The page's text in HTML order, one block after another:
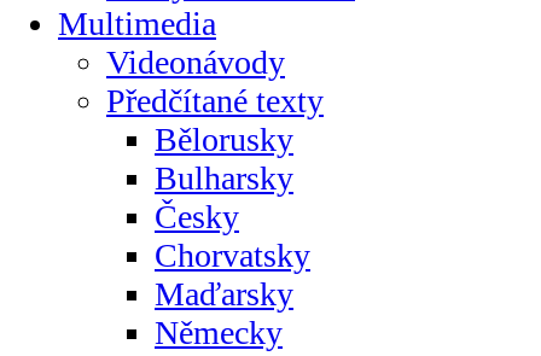
Multimedia
Videonávody
Předčítané texty
Bělorusky
Bulharsky
Česky
Chorvatsky
Maďarsky
Německy